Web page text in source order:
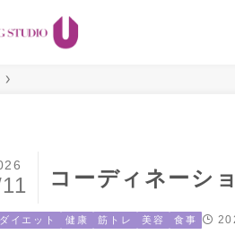
コーディネーシ
ダイエット 健康 筋トレ 美容 食事